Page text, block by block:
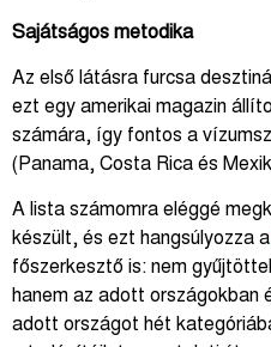
Sajátságos metodika
Az első látásra furcsa
ezt egy amerikai magazin
számára, így fontos a
(Panama, Costa Rica és
A lista számomra eléggé
készült, és ezt hangsúlyozza a
főszerkesztő is: nem
hanem az adott országokban
adott országot hét